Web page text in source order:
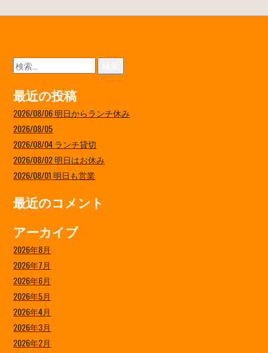
検
索:
最近の投稿
2026/08/06 明日からランチ休み
2026/08/05
2026/08/04 ランチ貸切
2026/08/02 明日はお休み
2026/08/01 明日も営業
最近のコメント
アーカイブ
2026年8月
2026年7月
2026年6月
2026年5月
2026年4月
2026年3月
2026年2月